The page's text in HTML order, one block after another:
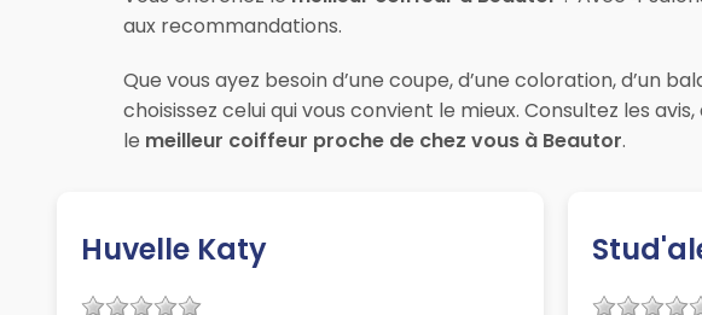
aux recommandations.
Que vous ayez besoin d’une coupe, d’une coloration, d’un
choisissez celui qui vous convient le mieux. Consultez les
le meilleur coiffeur proche de chez vous à Beautor.
Huvelle Katy